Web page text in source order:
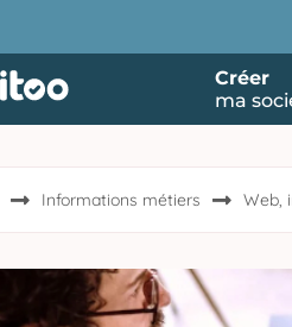
Créer
ma
Informations métiers Web,